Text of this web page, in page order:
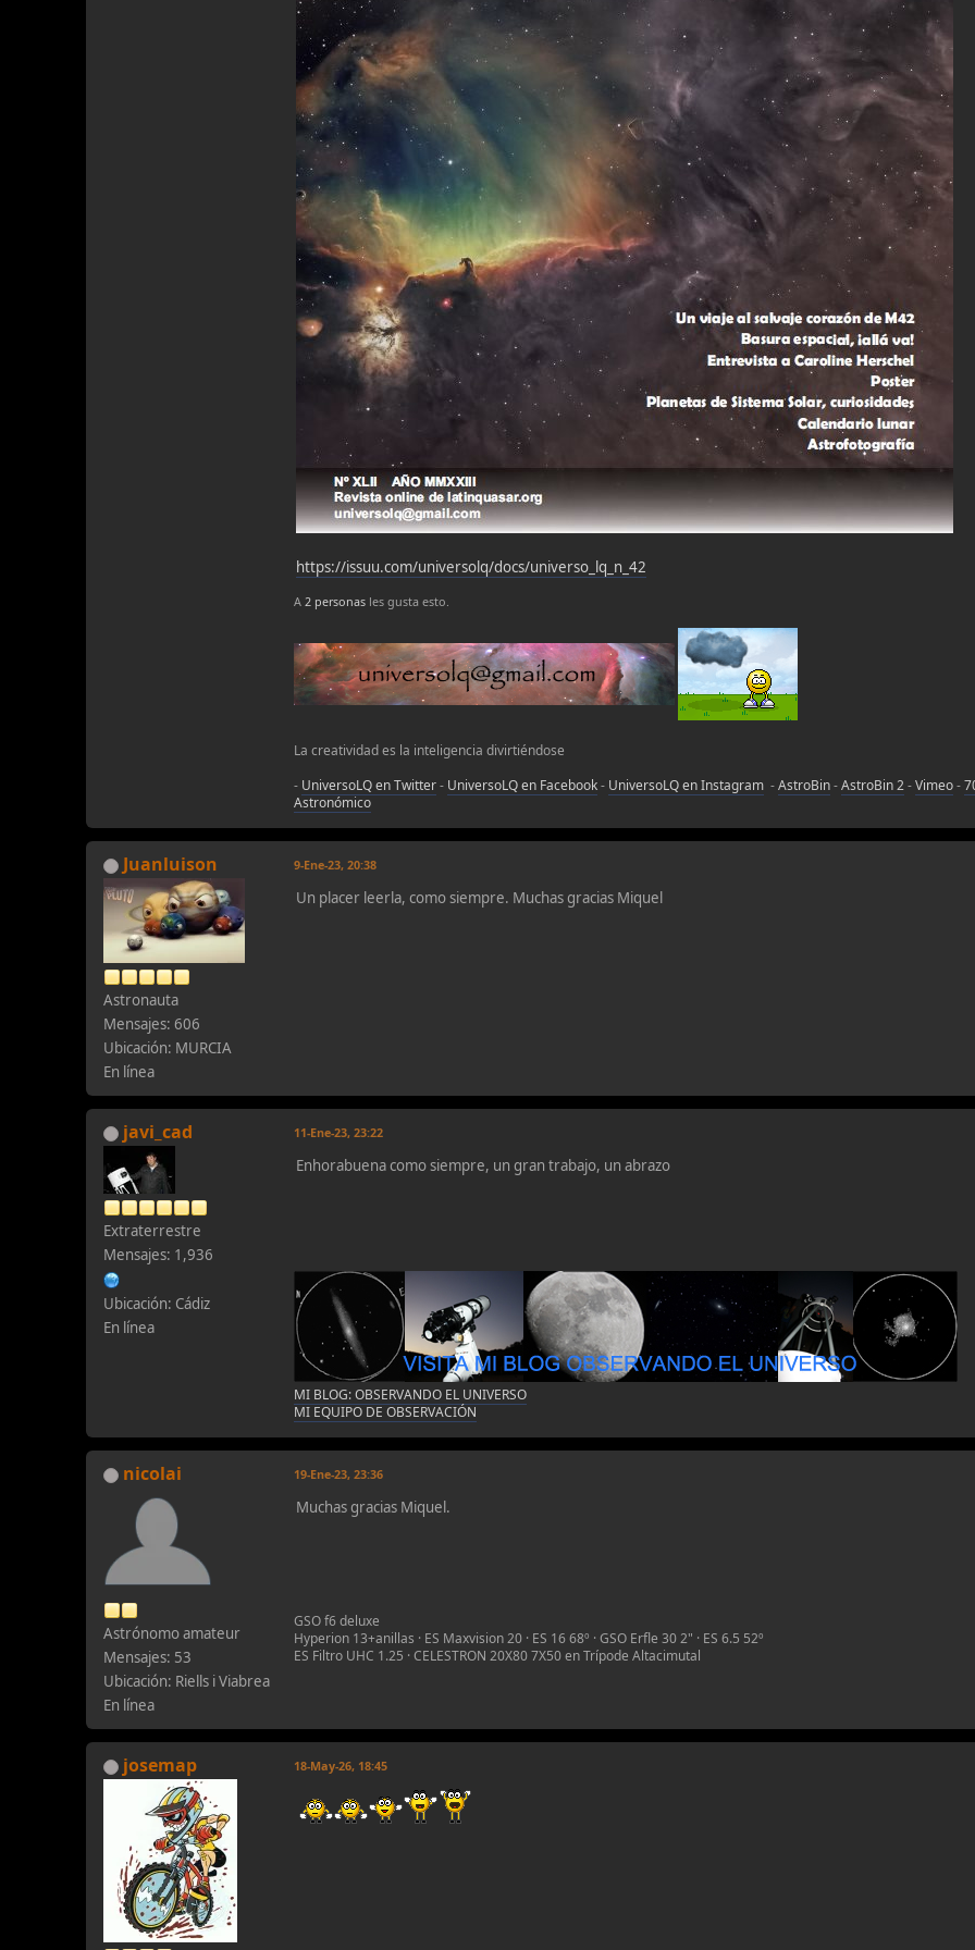
https://issuu.com/universolq/docs/universo_lq_n_42
A2 personas les gusta esto.
La creatividad es la inteligencia divirtiéndose
- UniversoLQ en Twitter- UniversoLQ en Facebook- UniversoLQ en Instagram -AstroBin-AstroBin 2-Vimeo-
Astronómico
Juanluison
Astronauta
Mensajes: 606
Ubicación: MURCIA
En línea
9-Ene-23, 20:38
Un placer leerla, como siempre. Muchas gracias Miquel
javi_cad
Extraterrestre
Mensajes: 1,936
Ubicación: Cádiz
En línea
11-Ene-23, 23:22
Enhorabuena como siempre, un gran trabajo, un abrazo
MI BLOG: OBSERVANDO EL UNIVERSO
MI EQUIPO DE OBSERVACIÓN
nicolai
Astrónomo amateur
Mensajes: 53
Ubicación: Riells i Viabrea
En línea
19-Ene-23, 23:36
Muchas gracias Miquel.
GSO f6 deluxe
Hyperion 13+anillas · ES Maxvision 20 · ES 16 68º · GSO Erfle 30 2" · ES 6.5 52º
ES Filtro UHC 1.25 · CELESTRON 20X80 7X50 en Trípode Altacimutal
josemap 18-May-26, 18:45